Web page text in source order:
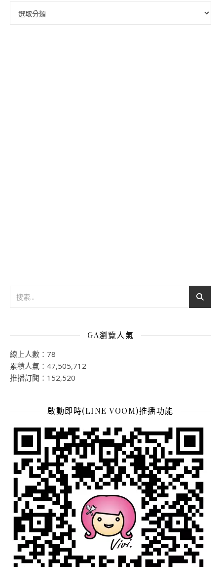
GA瀏覽人氣
線上人數：78
累積人氣：47,505,712
推播訂閱：152,520
啟動即時(LINE VOOM)推播功能